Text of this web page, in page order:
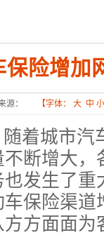
保险增加
源： 【字体： 大 中 小
随着城市汽
不断增大，
也发生了重
车保险渠道
方方面面为